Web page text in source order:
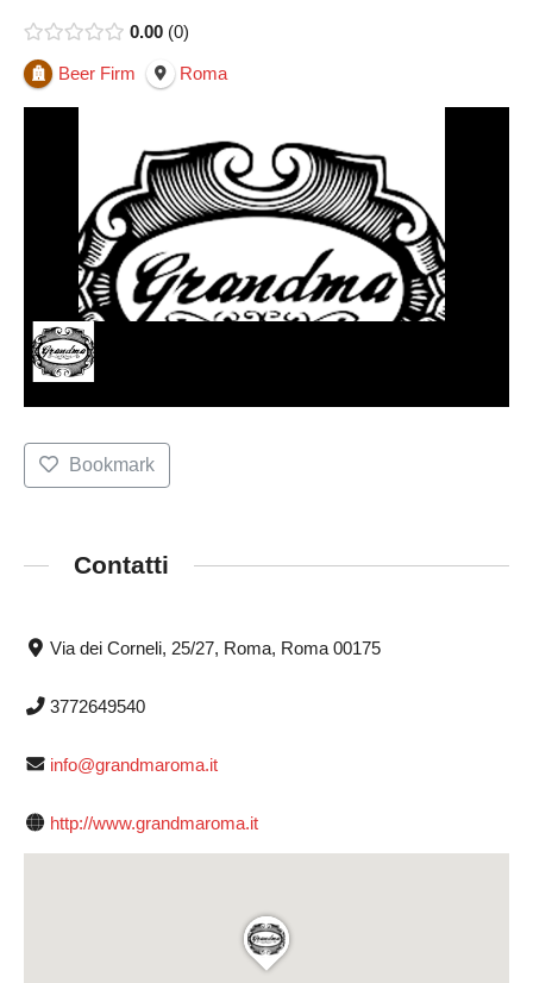
0.00 0
Beer Firm Roma
Bookmark
Contatti
Via dei Corneli, 25/27, Roma, Roma 00175
3772649540
info@grandmaroma.it
http://www.grandmaroma.it